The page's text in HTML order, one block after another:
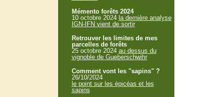
Mémento forêts 2024
10 octobre 2024 la dernière analyse
IGN-IFN vient de sortir
Retrouver les limites de mes
parcelles de forêts
25 octobre 2024 au dessus du
vignoble de Gueberschwihr
Comment vont les "sapins" ?
26/10/2024
le point sur les épicéas et les
sapins